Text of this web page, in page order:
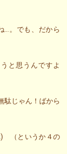
…。でも、だから
と思うんですよ
駄じゃん！ばから
（というか４の